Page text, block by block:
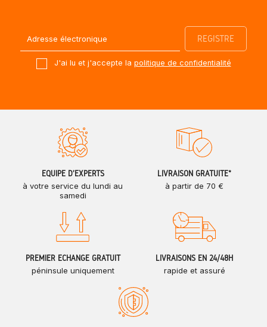
J'ai lu et j'accepte la politique de confidentialité
ÉQUIPE D'EXPERTS
à votre service du lundi au
samedi
LIVRAISON GRATUITE*
à partir de 70 €
PREMIER ÉCHANGE GRATUIT
péninsule uniquement
LIVRAISONS EN 24/48H
rapide et assuré